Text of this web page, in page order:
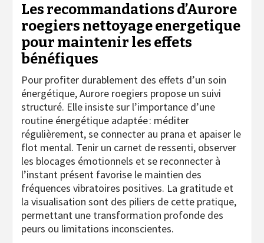
Les recommandations d’Aurore
roegiers nettoyage energetique
pour maintenir les effets
bénéfiques
Pour profiter durablement des effets d’un soin
énergétique, Aurore roegiers propose un suivi
structuré. Elle insiste sur l’importance d’une
routine énergétique adaptée : méditer
régulièrement, se connecter au prana et apaiser le
flot mental. Tenir un carnet de ressenti, observer
les blocages émotionnels et se reconnecter à
l’instant présent favorise le maintien des
fréquences vibratoires positives. La gratitude et
la visualisation sont des piliers de cette pratique,
permettant une transformation profonde des
peurs ou limitations inconscientes.